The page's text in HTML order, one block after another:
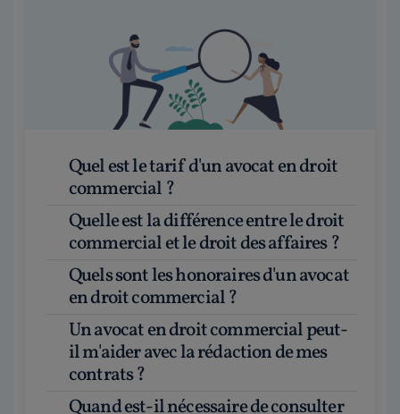
Quel est le tarif d'un avocat en droit
commercial ?
Quelle est la différence entre le droit
commercial et le droit des affaires ?
Quels sont les honoraires d'un avocat
en droit commercial ?
Un avocat en droit commercial peut-
il m'aider avec la rédaction de mes
contrats ?
Quand est-il nécessaire de consulter